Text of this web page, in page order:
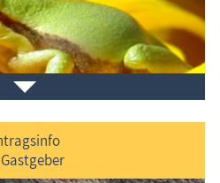
und in der Umgebung.